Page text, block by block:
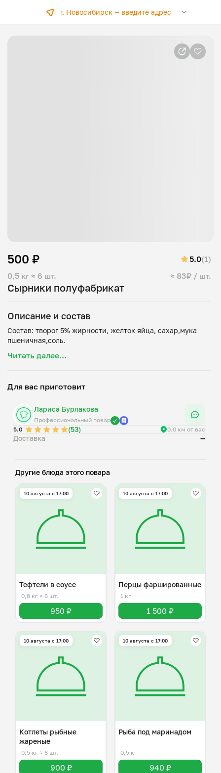
г. Новосибирск —введите адрес
Сырники полуфабрикат
0,5 кг ≈ 6 шт. ≈ 83₽ / шт.
500 ₽ 5.0(1)
Описание и состав
Состав: творог 5% жирности, желток яйца, сахар,мука
Читать далее...
Для вас приготовит
Лариса Бурлакова
Профессиональный повар
5.0
(53) 0.0 км от вас
Доставка —
Другие блюда этого повара
10 августа с 17:00
Тефтели в соусе
0,8 кг ≈ 6 шт.
950 ₽
10 августа с 17:00
Перцы фаршированные
1 кг
1 500 ₽
10 августа с 17:00
Котлеты рыбные
жареные
0,5 кг ≈ 6 шт.
900 ₽
10 августа с 17:00
Рыба под маринадом
0,5 кг
940 ₽